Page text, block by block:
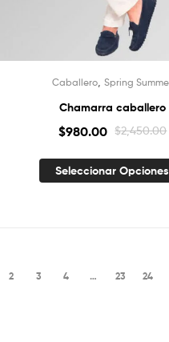
Caballero ,Spring
Chamarra caballero
$2,450.00
$980.00
Seleccionar Opciones
2 3 4 … 23 24